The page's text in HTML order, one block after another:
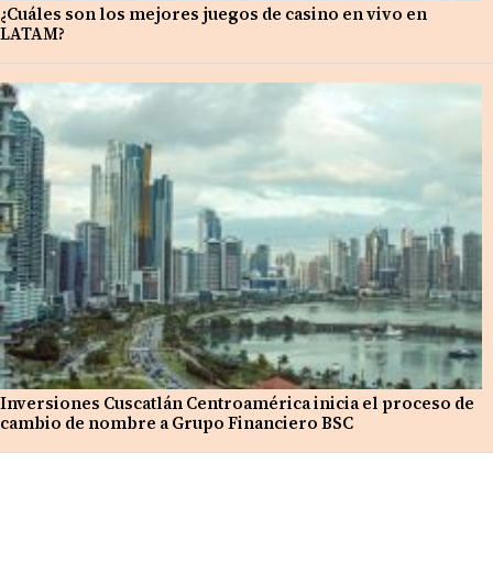
¿Cuáles son los mejores juegos de casino en vivo en
LATAM?
Inversiones Cuscatlán Centroamérica inicia el proceso de
cambio de nombre a Grupo Financiero BSC